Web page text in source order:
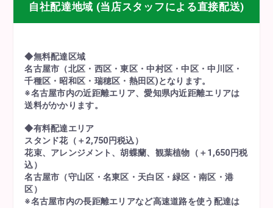
自社配達地域 (当店スタッフによる直接配送)
◆無料配達区域
名古屋市（北区・西区・東区・中村区・中区・中川区・
千種区・昭和区・瑞穂区・熱田区)となります。
※名古屋市内の近距離エリア、愛知県内近距離エリアは
送料がかかります。
◆有料配達エリア
スタンド花（＋2,750円税込）
花束、アレンジメント、胡蝶蘭、観葉植物（＋1,650円税
込）
名古屋市（守山区・名東区・天白区・緑区・南区・港
区）
※名古屋市内の長距離エリアなど高速道路を使う配達は